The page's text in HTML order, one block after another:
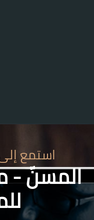
إلى ما
- منهج